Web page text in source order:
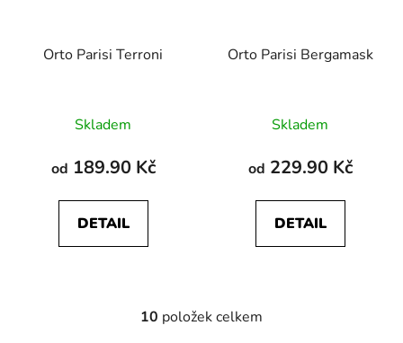
Orto Parisi Terroni
Skladem
od 189.90 Kč
DETAIL
Orto Parisi Bergamask
Skladem
od 229.90 Kč
DETAIL
O
10 položek celkem